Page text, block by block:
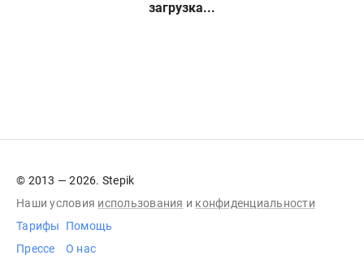
загрузка...
© 2013 — 2026. Stepik
Наши условия использования и конфиденциальности
Тарифы
Прессе
Помощь
О нас